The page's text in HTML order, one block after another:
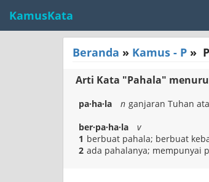
KamusKata
Beranda » Kamus - P »
Arti Kata "Pahala"
pa·ha·la n ganjaran Tuhan
ber·pa·ha·la
v
1 berbuat pahala; berbuat
2 ada pahalanya; mempunyai